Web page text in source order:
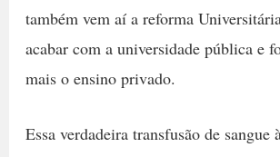
também vem aí a reforma
acabar com a universidade pública e
mais o ensino privado.
Essa verdadeira transfusão de sangue